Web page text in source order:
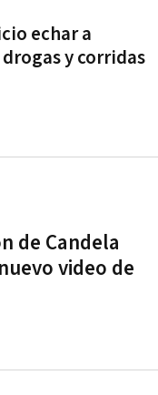
echar a
y corridas
de Candela
video de